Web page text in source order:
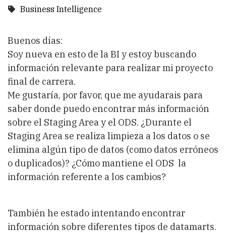
Business Intelligence
Buenos días:
Soy nueva en esto de la BI y estoy buscando
información relevante para realizar mi proyecto
final de carrera.
Me gustaría, por favor, que me ayudarais para
saber donde puedo encontrar más información
sobre el Staging Area y el ODS. ¿Durante el
Staging Area se realiza limpieza a los datos o se
elimina algún tipo de datos (como datos erróneos
o duplicados)? ¿Cómo mantiene el ODS la
información referente a los cambios?
También he estado intentando encontrar
información sobre diferentes tipos de datamarts.